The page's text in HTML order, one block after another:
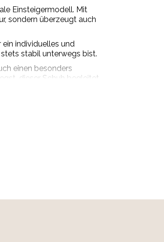
Einsteigermodell. Mit
sondern überzeugt auch
individuelles und
stabil unterwegs bist.
einen besonders
dieser Schuh begleitet
Du kannst dich also voll